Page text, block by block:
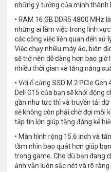
những ý tưởng của mình thành
• RAM 16 GB DDR5 4800 MHz
những ai làm việc trong lĩnh
các công việc liên quan đến xử
Việc chạy nhiều máy ảo, biên
sẽ trở nên dễ dàng hơn bao
nhiều thời gian và tăng năng
• Với ổ cứng SSD M.2 PCIe
Dell G15 của bạn sẽ khởi động
gần như tức thì và truyền tải
sẽ không còn phải chờ đợi mỗi
tập tin lớn giúp tăng đáng kể
• Màn hình rộng 15.6 inch và
tầm nhìn bao quát hơn giúp
trong game. Cho dù bạn đang
ảnh vẫn luôn sắc nét và rõ